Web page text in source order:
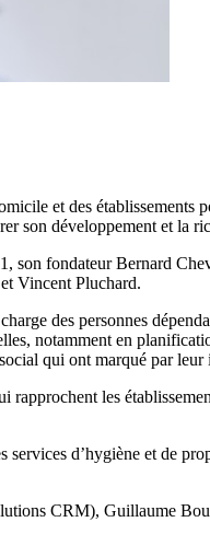
et des
son développement et la
son fondateur Bernard
Vincent Pluchard.
des personnes
notamment en
qui ont marqué par
rapprochent les
d’hygiène et de
CRM), Guillaume